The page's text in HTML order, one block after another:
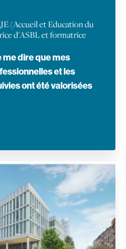
(Accueil et Education du
d'ASBL et formatrice
dire que mes
et les
ont été valorisées